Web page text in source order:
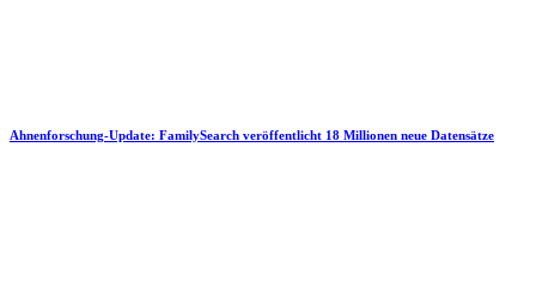
Ahnenforschung-Update: FamilySearch veröffentlicht 18 Millionen neue Datensätze